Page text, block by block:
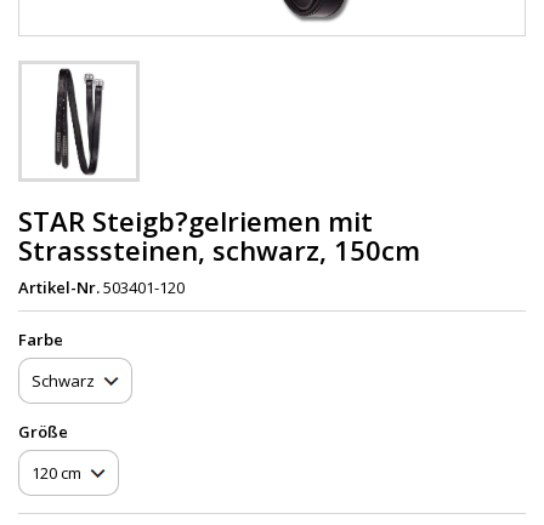
STAR Steigb?gelriemen mit
Strasssteinen, schwarz, 150cm
Artikel-Nr.503401-120
Farbe
Größe